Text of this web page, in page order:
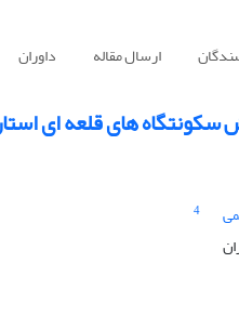
ارسال مقاله داوران
های قلعه ای
4